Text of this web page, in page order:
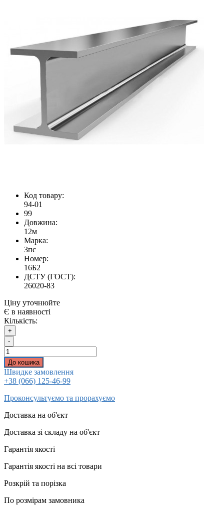
Код товару:
94-01
99
Довжина:
12м
Марка:
3пс
Номер:
16Б2
ДСТУ (ГОСТ):
26020-83
Ціну уточнюйте
Є в наявності
Кількість:
+
-
До кошика
Швидке замовлення
+38 (066) 125-46-99
Проконсультуємо та прорахуємо
Доставка на об'єкт
Доставка зі складу на об'єкт
Гарантія якості
Гарантія якості на всі товари
Розкрій та порізка
По розмірам замовника